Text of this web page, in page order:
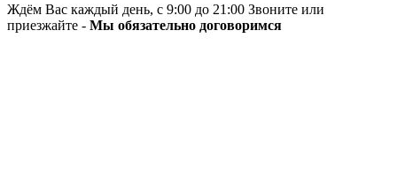
Ждём Вас каждый день, с 9:00 до 21:00 Звоните или
приезжайте - Мы обязательно договоримся